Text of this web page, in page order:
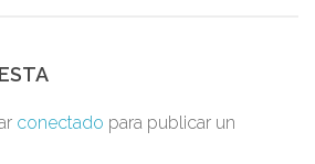
conectado para publicar un